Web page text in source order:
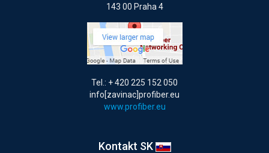
143 00 Praha 4
Tel.: + 420 225 152 050
info[zavinac]profiber.eu
www.profiber.eu
Kontakt SK